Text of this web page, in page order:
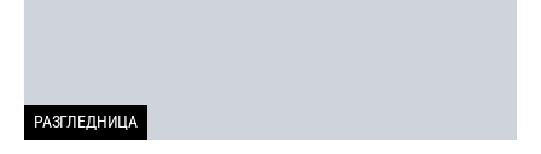
РАЗГЛЕДНИЦА